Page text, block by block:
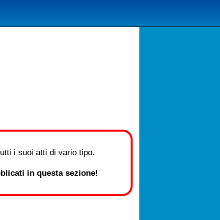
i suoi atti di vario tipo.
in questa sezione!